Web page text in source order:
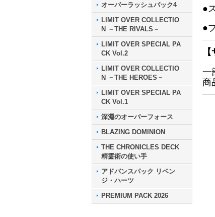
オーバーラッシュパック4
LIMIT OVER COLLECTIO
N －THE RIVALS－
LIMIT OVER SPECIAL PA
CK Vol.2
LIMIT OVER COLLECTIO
N －THE HEROES－
LIMIT OVER SPECIAL PA
CK Vol.1
深淵のオーバーフォース
BLAZING DOMINION
THE CHRONICLES DECK
精霊術の使い手
アドバンスパック リベン
ジ・ハーツ
PREMIUM PACK 2026
●
●
一
商